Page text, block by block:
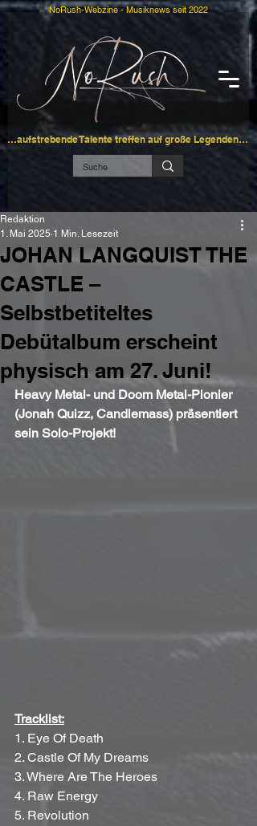
…aufstrebende Talente treffen auf große Legenden…
NoRush-Webzine - Musiknews seit 2022
JOHAN LANGQUIST THE
CASTLE –
Selbstbetiteltes
Debütalbum erscheint
physisch am 27. Juni!
Redaktion
1. Mai 2025 1 Min. Lesezeit
Heavy Metal- und Doom Metal-Pionier
(Jonah Quizz, Candlemass) präsentiert
sein Solo-Projekt!
Tracklist:
1. Eye Of Death
2. Castle Of My Dreams
3. Where Are The Heroes
4. Raw Energy
5. Revolution